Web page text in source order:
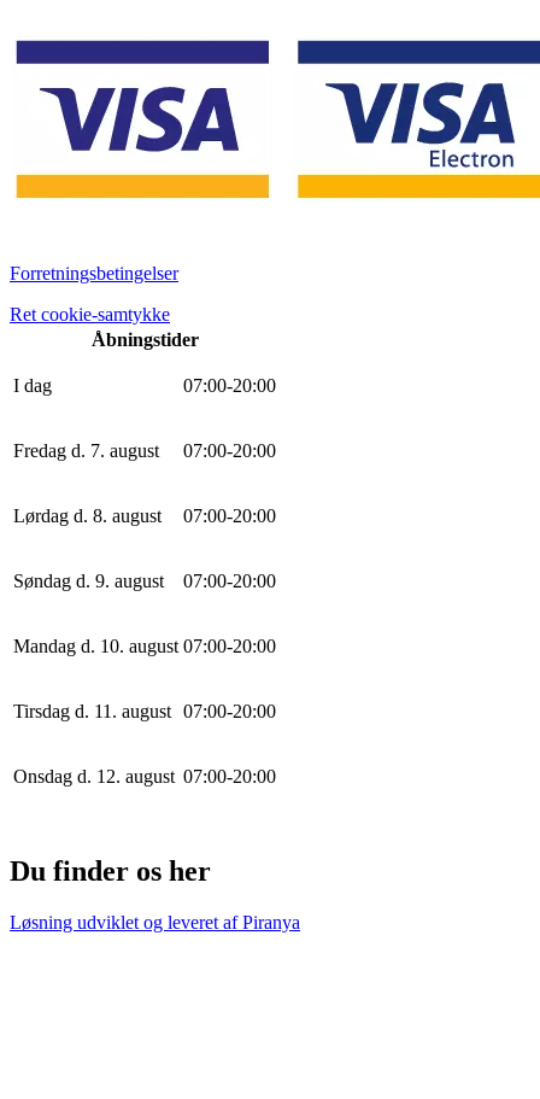
Forretningsbetingelser
Ret cookie-samtykke
Åbningstider
I dag 07:00-20:00
Fredag d. 7. august 07:00-20:00
Lørdag d. 8. august 07:00-20:00
Søndag d. 9. august 07:00-20:00
Mandag d. 10. august 07:00-20:00
Tirsdag d. 11. august 07:00-20:00
Onsdag d. 12. august 07:00-20:00
Du finder os her
Løsning udviklet og leveret afPiranya